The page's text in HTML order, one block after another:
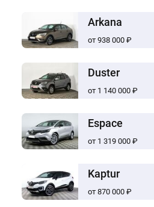
Arkana
от 938 000 ₽
Duster
от 1 140 000 ₽
Espace
от 1 319 000 ₽
Kaptur
от 870 000 ₽